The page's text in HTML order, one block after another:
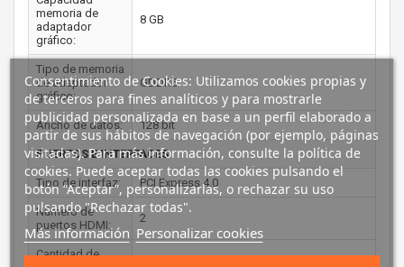
memoria de
adaptador
gráfico:
8 GB
Tipo de memoria
de adaptador
gráfico:
GDDR6
Ancho de datos: 128 bit
PUERTOS E INTERFACES
Tipo de interfaz: PCI Express 4.0
Número de
puertos HDMI:
2
Cantidad de
Consentimiento de Cookies: Utilizamos cookies propias y
de terceros para fines analíticos y para mostrarle
publicidad personalizada en base a un perfil elaborado a
partir de sus hábitos de navegación (por ejemplo, páginas
visitadas). Para más información, consulte la política de
cookies. Puede aceptar todas las cookies pulsando el
botón “Aceptar”, personalizarlas, o rechazar su uso
pulsando "Rechazar todas".
Más información Personalizar cookies